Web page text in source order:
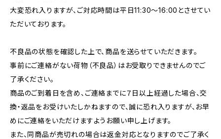
大変恐れ入りますが、ご対応時間は平日11:30〜16:00とさせてい
ただいております。
不良品の状態を確認した上で、商品を送らせていただきます。
事前にご連絡がない荷物（不良品）はお受取りできませんのでご
了承ください。
商品のご到着日を含め、ご連絡までに７日以上経過した場合、交
換・返品をお受けいたしかねますので、誠に恐れ入りますが、お早
めにご連絡をいただけますようお願い申し上げます。
また、同商品が売切れの場合は返金対応となりますのでご了承く